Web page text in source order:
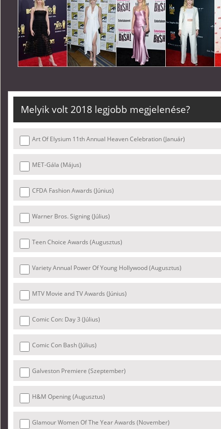
Melyik volt 2018 legjobb megjelenése?
Art Of Elysium 11th Annual Heaven Celebration (Január)
MET-Gála (Május)
CFDA Fashion Awards (Június)
Warner Bros. Signing (Július)
Teen Choice Awards (Augusztus)
Variety Annual Power Of Young Hollywood (Augusztus)
MTV Movie and TV Awards (Június)
Comic Con: Day 3 (Július)
Comic Con Bash (Július)
Galveston Premiere (Szeptember)
H&M Opening (Augusztus)
Glamour Women Of The Year Awards (November)